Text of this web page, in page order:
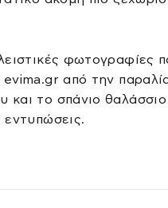
φωτογραφίες
από την
και το σπάνιο
εντυπώσεις.